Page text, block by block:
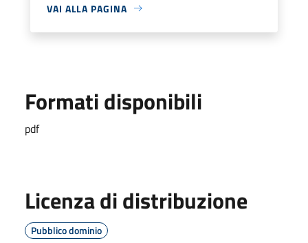
VAI ALLA PAGINA
Formati disponibili
pdf
Licenza di distribuzione
Pubblico dominio